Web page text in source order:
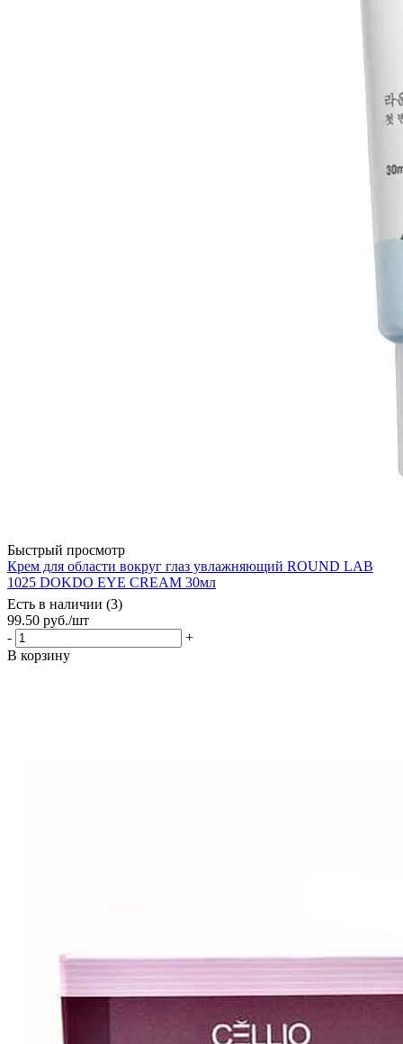
Быстрый просмотр
Крем для области вокруг глаз увлажняющий ROUND LAB
1025 DOKDO EYE CREAM 30мл
Есть в наличии (3)
99.50 руб./шт
-
+
В корзину